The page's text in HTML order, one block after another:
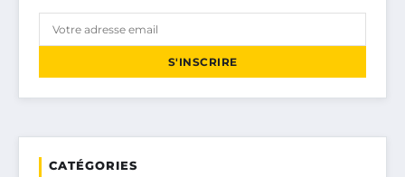
S'INSCRIRE
CATÉGORIES